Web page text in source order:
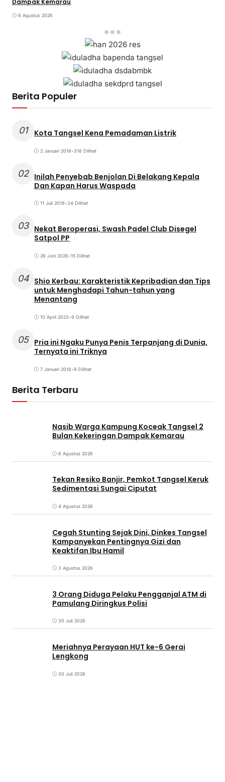
Dampak Kemarau
6 Agustus 2026
Berita Populer
01 Kota Tangsel Kena Pemadaman Listrik
2 Januari 2018•318 Dilihat
02 Inilah Penyebab Benjolan Di Belakang Kepala
Dan Kapan Harus Waspada
11 Juli 2018•34 Dilihat
03 Nekat Beroperasi, Swash Padel Club Disegel
Satpol PP
26 Juni 2026•15 Dilihat
04 Shio Kerbau: Karakteristik Kepribadian dan Tips
untuk Menghadapi Tahun-tahun yang
Menantang
10 April 2023•9 Dilihat
05 Pria ini Ngaku Punya Penis Terpanjang di Dunia,
Ternyata ini Triknya
7 Januari 2018•9 Dilihat
Berita Terbaru
Nasib Warga Kampung Koceak Tangsel 2
Bulan Kekeringan Dampak Kemarau
6 Agustus 2026
Tekan Resiko Banjir, Pemkot Tangsel Keruk
Sedimentasi Sungai Ciputat
4 Agustus 2026
Cegah Stunting Sejak Dini, Dinkes Tangsel
Kampanyekan Pentingnya Gizi dan
Keaktifan Ibu Hamil
3 Agustus 2026
3 Orang Diduga Pelaku Pengganjal ATM di
Pamulang Diringkus Polisi
30 Juli 2026
Meriahnya Perayaan HUT ke-6 Gerai
Lengkong
30 Juli 2026